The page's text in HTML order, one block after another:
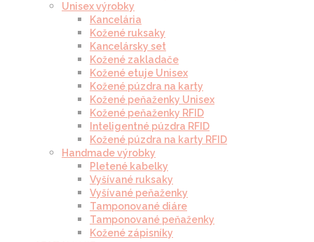
Unisex výrobky
Kancelária
Kožené ruksaky
Kancelársky set
Kožené zakladače
Kožené etuje Unisex
Kožené púzdra na karty
Kožené peňaženky Unisex
Kožené peňaženky RFID
Inteligentné púzdra RFID
Kožené púzdra na karty RFID
Handmade výrobky
Pletené kabelky
Vyšívané ruksaky
Vyšívané peňaženky
Tamponované diáre
Tamponované peňaženky
Kožené zápisníky